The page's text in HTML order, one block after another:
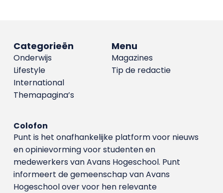
Menu
Magazines
Tip de redactie
Categorieën
Onderwijs
Lifestyle
International
Themapagina’s
Colofon
Punt is het onafhankelijke platform voor nieuws
en opinievorming voor studenten en
medewerkers van Avans Hoge­school. Punt
informeert de gemeenschap van Avans
Hogeschool over voor hen relevante